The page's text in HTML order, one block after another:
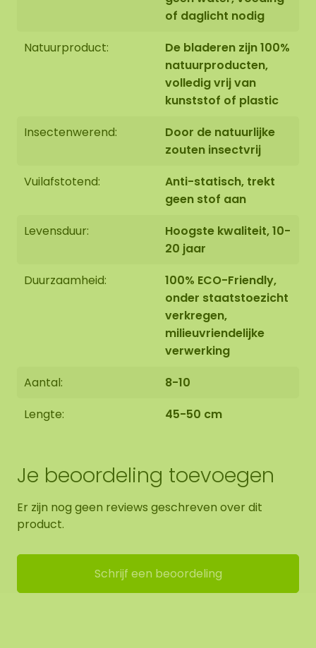
Onze geprepareerde bladeren zijn gemaakt van
natuurlijke, geconserveerde materialen. Door
schommelingen in luchtvochtigheid, temperatuur
en ventilatie kunnen bladeren tijdelijk vocht
aantrekken en in sommige gevallen
druppelvorming of lichte kleurafgifte veroorzaken.
Dit is een natuurlijke eigenschap van het product
en valt niet onder een defect of productiefout.
of daglicht nodig
Natuurproduct:
De bladeren zijn 100%
natuurproducten,
volledig vrij van
kunststof of plastic
Insectenwerend:
Door de natuurlijke
zouten insectvrij
Vuilafstotend:
Anti-statisch, trekt
geen stof aan
Levensduur:
Hoogste kwaliteit, 10-
20 jaar
Duurzaamheid:
100% ECO-Friendly,
onder staatstoezicht
verkregen,
milieuvriendelijke
verwerking
Aantal:
8-10
Lengte:
45-50 cm
Je beoordeling toevoegen
Er zijn nog geen reviews geschreven over dit
product.
Schrijf een beoordeling